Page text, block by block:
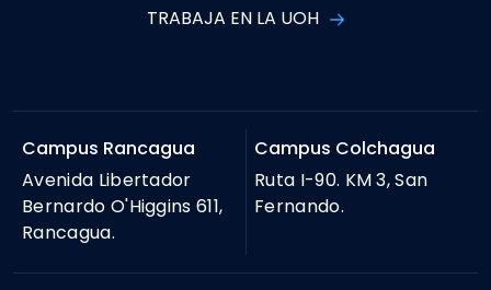
TRABAJA EN LA UOH
Campus Rancagua
Avenida Libertador
Bernardo O'Higgins 611,
Rancagua.
Campus Colchagua
Ruta I-90. KM 3, San
Fernando.